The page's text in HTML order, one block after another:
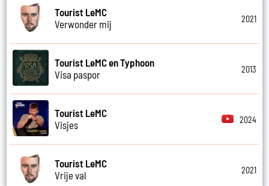
Tourist LeMC
Verwonder mij
2021
Tourist LeMC en Typhoon
Visa paspor
2013
Tourist LeMC
Visjes
2024
Tourist LeMC
Vrije val
2021